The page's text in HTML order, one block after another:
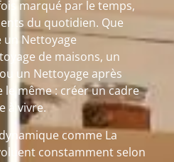
marqué par le temps,
du quotidien. Que
un Nettoyage
de maisons, un
un Nettoyage après
le même : créer un cadre
à vivre.
comme La
constamment selon